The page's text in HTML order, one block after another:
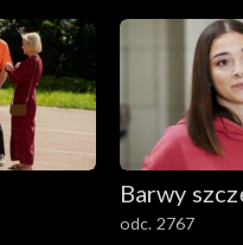
Barwy
odc. 2767